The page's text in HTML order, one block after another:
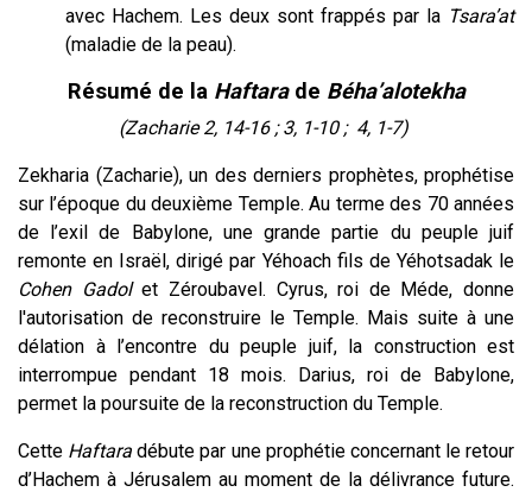
avec Hachem. Les deux sont frappés par la Tsara’at
(maladie de la peau).
Résumé de la Haftarade Béha’alotekha
(Zacharie 2, 14-16 ; 3, 1-10 ; 4, 1-7)
Zekharia (Zacharie), un des derniers prophètes, prophétise
sur l’époque du deuxième Temple. Au terme des 70 années
de l’exil de Babylone, une grande partie du peuple juif
remonte en Israël, dirigé par Yéhoach fils de Yéhotsadak le
Cohen Gadolet Zéroubavel. Cyrus, roi de Méde, donne
l'autorisation de reconstruire le Temple. Mais suite à une
délation à l’encontre du peuple juif, la construction est
interrompue pendant 18 mois. Darius, roi de Babylone,
permet la poursuite de la reconstruction du Temple.
Cette Haftara débute par une prophétie concernant le retour
d’Hachem à Jérusalem au moment de la délivrance future.